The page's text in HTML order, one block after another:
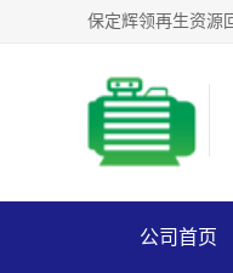
公司首页